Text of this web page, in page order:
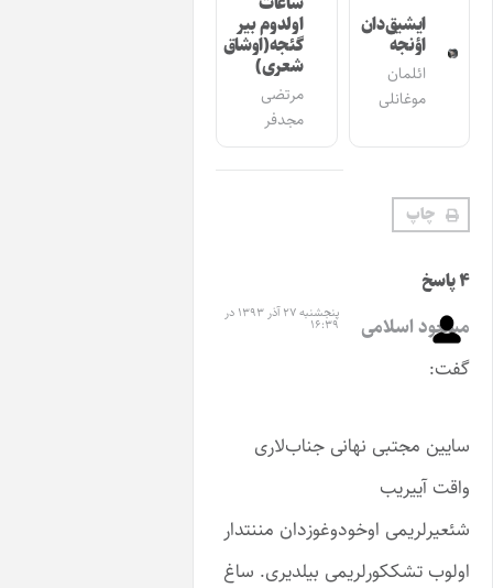
اولدوم بیر
گئجه(اوشاق
شعری)
مرتضی
پنجشنبه ۲۷ آذر ۱۳۹۳ در
۱۶:۳۹
نهانی جناب‌لاری
اوخودوغوزدان مننتدار
بیلدیری. ساغ